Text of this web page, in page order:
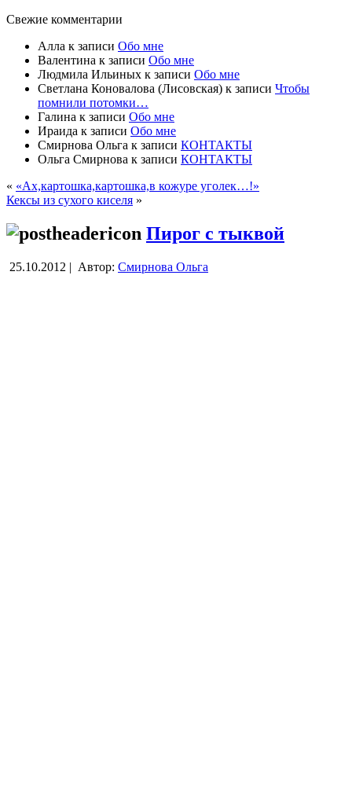
Свежие комментарии
Алла к записи Обо мне
Валентина к записи Обо мне
Людмила Ильиных к записи Обо мне
Светлана Коновалова (Лисовская) к записи Чтобы
помнили потомки…
Галина к записи Обо мне
Ираида к записи Обо мне
Смирнова Ольга к записи КОНТАКТЫ
Ольга Смирнова к записи КОНТАКТЫ
« «Ах,картошка,картошка,в кожуре уголек…!»
Кексы из сухого киселя »
Пирог с тыквой
25.10.2012 | Автор: Смирнова Ольга